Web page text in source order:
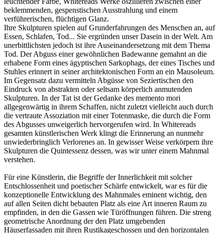
beklemmenden, gespenstischen Ausstrahlung und einem
verführerischen, flüchtigen Glanz.
Ihre Skulpturen spielen auf Grunderfahrungen des Menschen an, auf
Essen, Schlafen, Tod... Sie ergründen unser Dasein in der Welt. Am
unerbittlichsten jedoch ist ihre Auseinandersetzung mit dem Thema
Tod. Der Abguss einer gewöhnlichen Badewanne gemahnt an die
erhabene Form eines ägyptischen Sarkophags, der eines Tisches und
Stuhles erinnert in seiner architektonischen Form an ein Mausoleum.
Im Gegensatz dazu vermitteln Abgüsse von Seziertischen den
Eindruck von abstrakten oder seltsam körperlich anmutenden
Skulpturen. In der Tat ist der Gedanke des memento mori
allgegenwärtig in ihrem Schaffen, nicht zuletzt vielleicht auch durch
die vertraute Assoziation mit einer Totenmaske, die durch die Form
des Abgusses unweigerlich hervorgerufen wird. In Whitereads
gesamten künstlerischen Werk klingt die Erinnerung an nunmehr
unwiederbringlich Verlorenes an. In gewisser Weise verkörpern ihre
Skulpturen die Quintessenz dessen, was wir unter einem Mahnmal
verstehen.
Für eine Künstlerin, die Begriffe der Innerlichkeit mit solcher
Entschlossenheit und poetischer Schärfe entwickelt, war es für die
konzeptionelle Entwicklung des Mahnmales eminent wichtig, den
auf allen Seiten dicht bebauten Platz als eine Art inneren Raum zu
empfinden, in den die Gassen wie Türöffnungen führen. Die streng
geometrische Anordnung der den Platz umgebenden
Häuserfassaden mit ihren Rustikageschossen und den horizontalen